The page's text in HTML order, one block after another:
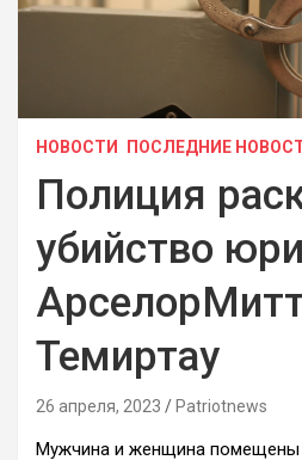
НОВОСТИ ПОСЛЕДНИЕ
Полиция
убийство
Темиртау
26 апреля, 2023 Patriotnews
Мужчина и женщина помещены